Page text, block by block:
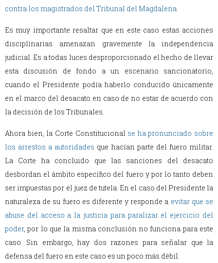
contra los magistrados del Tribunal del Magdalena.
Es muy importante resaltar que en este caso estas acciones
disciplinarias amenazan gravemente la independencia
judicial. Es a todas luces desproporcionado el hecho de llevar
esta discusión de fondo a un escenario sancionatorio,
cuando el Presidente podía haberlo conducido únicamente
en el marco del desacato en caso de no estar de acuerdo con
la decisión de los Tribunales.
Ahora bien, la Corte Constitucional se ha pronunciado sobre
los arrestos a autoridades que hacían parte del fuero militar.
La Corte ha concluido que las sanciones del desacato
desbordan el ámbito específico del fuero y por lo tanto deben
ser impuestas por el juez de tutela. En el caso del Presidente la
naturaleza de su fuero es diferente y responde a evitar que se
abuse del acceso a la justicia para paralizar el ejercicio del
poder, por lo que la misma conclusión no funciona para este
caso. Sin embargo, hay dos razones para señalar que la
defensa del fuero en este caso es un poco más débil.